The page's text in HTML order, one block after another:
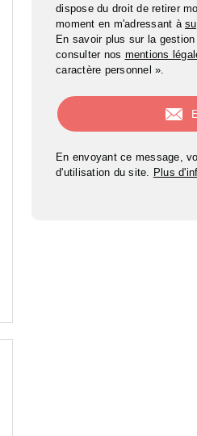
dispose du droit de retirer
moment en m'adressant à
En savoir plus sur la
consulter nos mentions
caractère personnel ».
En envoyant ce message,
d'utilisation du site.
Plus